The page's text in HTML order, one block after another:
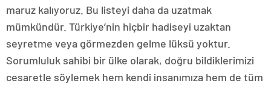
maruz kalıyoruz. Bu listeyi daha da uzatmak
mümkündür. Türkiye’nin hiçbir hadiseyi uzaktan
seyretme veya görmezden gelme lüksü yoktur.
Sorumluluk sahibi bir ülke olarak, doğru bildiklerimizi
cesaretle söylemek hem kendi insanımıza hem de tüm